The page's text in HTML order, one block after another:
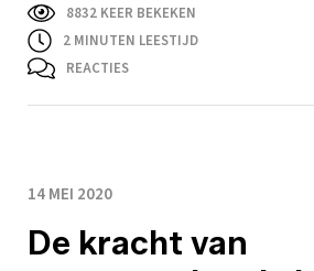
8832 KEER BEKEKEN
2 MINUTEN LEESTIJD
REACTIES
14 MEI 2020
De kracht van